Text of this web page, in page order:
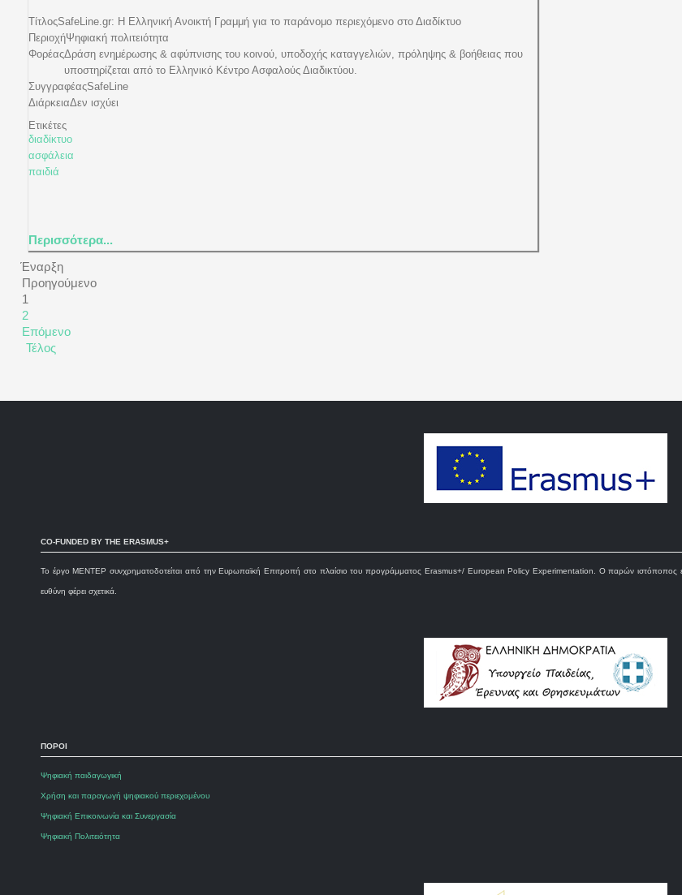
ΤίτλοςSafeLine.gr: Η Ελληνική Ανοικτή Γραμμή για το παράνομο περιεχόμενο στο Διαδίκτυο
ΠεριοχήΨηφιακή πολιτειότητα
ΦορέαςΔράση ενημέρωσης & αφύπνισης του κοινού, υποδοχής καταγγελιών, πρόληψης & βοήθειας που
υποστηρίζεται από το Ελληνικό Κέντρο Ασφαλούς Διαδικτύου.
ΣυγγραφέαςSafeLine
ΔιάρκειαΔεν ισχύει
Ετικέτες
διαδίκτυο
ασφάλεια
παιδιά
Περισσότερα...
Έναρξη
Προηγούμενο
1
2
Επόμενο
Τέλος
CO-FUNDED BY THE ERASMUS+
To έργο MENTEP συνχρηματοδοτείται από την Ευρωπαϊκή Επιτροπή στο πλαίσιο του προγράμματος Erasmus+/ European Policy Experimentation. Ο παρών ιστόποπος
ευθύνη φέρει σχετικά.
ΠΟΡΟΙ
Ψηφιακή παιδαγωγική
Χρήση και παραγωγή ψηφιακού περιεχομένου
Ψηφιακή Επικοινωνία και Συνεργασία
Ψηφιακή Πολιτειότητα